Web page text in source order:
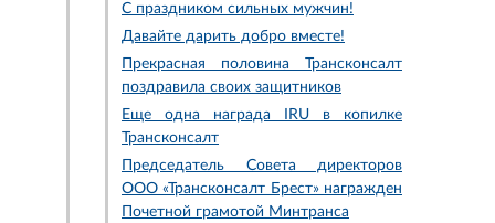
С праздником сильных мужчин!
Давайте дарить добро вместе!
Прекрасная половина Трансконсалт
поздравила своих защитников
Еще одна награда IRU в копилке
Трансконсалт
Председатель Совета директоров
ООО «Трансконсалт Брест» награжден
Почетной грамотой Минтранса